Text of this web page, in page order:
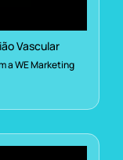
Vascular
a WE Marketing